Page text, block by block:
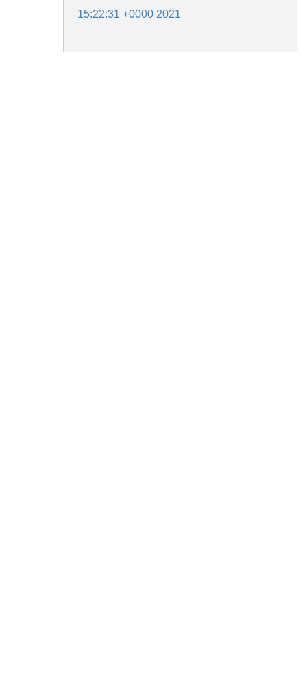
15:22:31 +0000 2021